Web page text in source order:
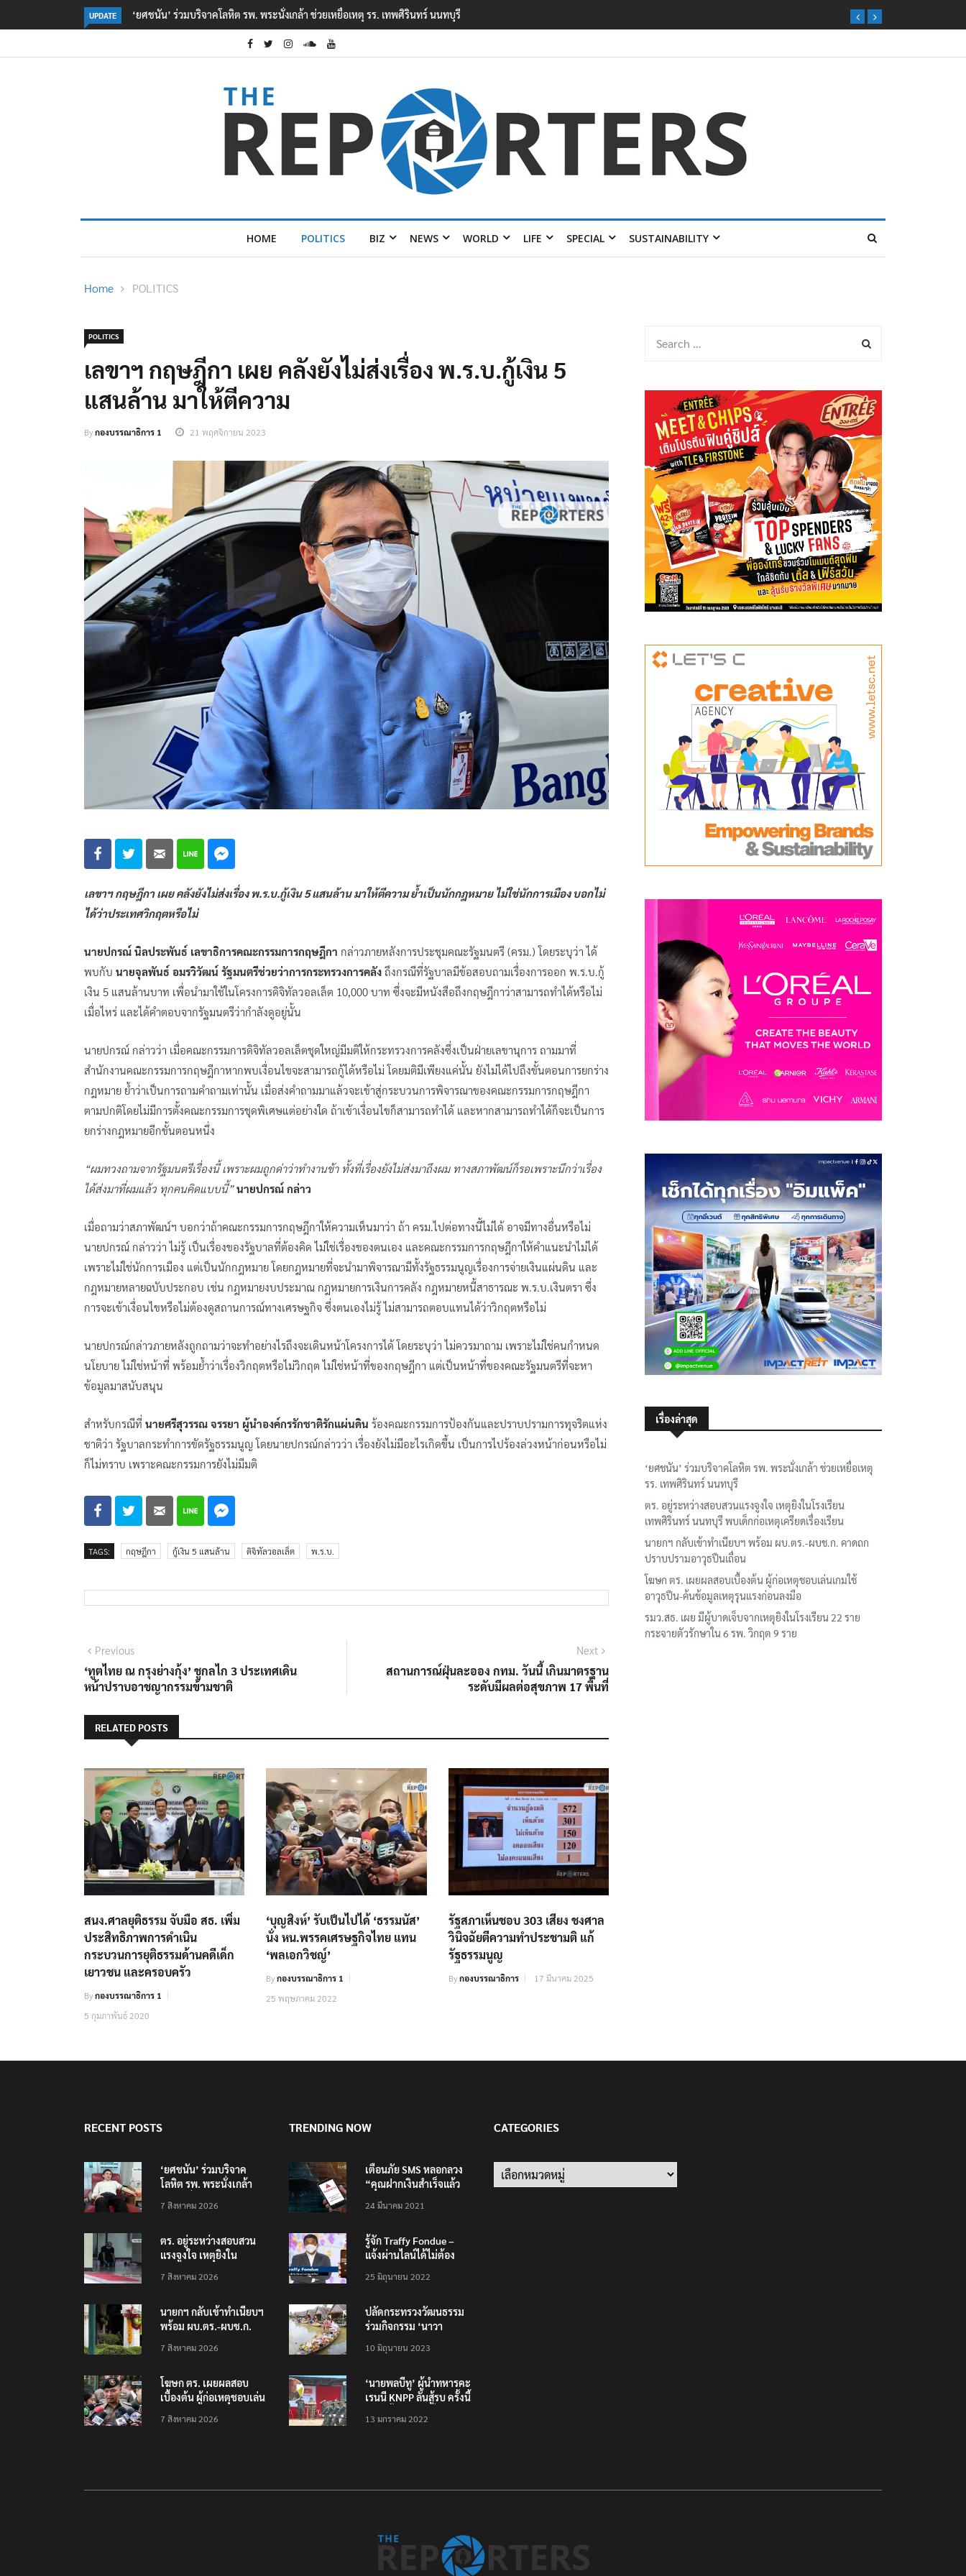
UPDATE ตร. อยู่ระหว่างสอบสวนแรงจูงใจ เหตุยิงในโรงเรียนเทพศิรินทร์ นนทบุรี พบเด็กก่อเหตุเครียดเรื่องเรียน
HOME POLITICS BIZ NEWS WORLD LIFE SPECIAL SUSTAINABILITY
Home POLITICS
POLITICS
เลขาฯ กฤษฎีกา เผย คลังยังไม่ส่งเรื่อง พ.ร.บ.กู้เงิน 5
แสนล้าน มาให้ตีความ
Byกองบรรณาธิการ 1 21 พฤศจิกายน 2023
เลขาฯ กฤษฎีกา เผย คลังยังไม่ส่งเรื่อง พ.ร.บ.กู้เงิน 5 แสนล้าน มาให้ตีความ ย้ำเป็นนักกฎหมาย ไม่ใช่นักการเมือง บอกไม่
ได้ว่าประเทศวิกฤตหรือไม่
นายปกรณ์ นิลประพันธ์ เลขาธิการคณะกรรมการกฤษฎีกา กล่าวภายหลังการประชุมคณะรัฐมนตรี (ครม.) โดยระบุว่า ได้
พบกับ นายจุลพันธ์ อมรวิวัฒน์ รัฐมนตรีช่วยว่าการกระทรวงการคลัง ถึงกรณีที่รัฐบาลมีข้อสอบถามเรื่องการออก พ.ร.บ.กู้
เงิน 5 แสนล้านบาท เพื่อนำมาใช้ในโครงการดิจิทัลวอลเล็ต 10,000 บาท ซึ่งจะมีหนังสือถึงกฤษฎีกาว่าสามารถทำได้หรือไม่
เมื่อไหร่ และได้คำตอบจากรัฐมนตรีว่ากำลังดูอยู่นั้น
นายปกรณ์ กล่าวว่า เมื่อคณะกรรมการดิจิทัลวอลเล็ตชุดใหญ่มีมติให้กระทรวงการคลังซึ่งเป็นฝ่ายเลขานุการ ถามมาที่
สำนักงานคณะกรรมการกฤษฎีกาหากพบเงื่อนไขจะสามารถกู้ได้หรือไม่ โดยมติมีเพียงแค่นั้น ยังไม่ได้ไปถึงขั้นตอนการยกร่าง
กฎหมาย ย้ำว่าเป็นการถามคำถามเท่านั้น เมื่อส่งคำถามมาแล้วจะเข้าสู่กระบวนการพิจารณาของคณะกรรมการกฤษฎีกา
ตามปกติโดยไม่มีการตั้งคณะกรรมการชุดพิเศษแต่อย่างใด ถ้าเข้าเงื่อนไขก็สามารถทำได้ และหากสามารถทำได้ก็จะเป็นการ
ยกร่างกฎหมายอีกขั้นตอนหนึ่ง
“ผมทวงถามจากรัฐมนตรีเรื่องนี้ เพราะผมถูกด่าว่าทำงานช้า ทั้งที่เรื่องยังไม่ส่งมาถึงผม ทางสภาพัฒน์ก็รอเพราะนึกว่าเรื่อง
ได้ส่งมาที่ผมแล้ว ทุกคนคิดแบบนี้” นายปกรณ์ กล่าว
เมื่อถามว่าสภาพัฒน์ฯ บอกว่าถ้าคณะกรรมการกฤษฎีกาให้ความเห็นมาว่า ถ้า ครม.ไปต่อทางนี้ไม่ได้ อาจมีทางอื่นหรือไม่
นายปกรณ์ กล่าวว่า ไม่รู้ เป็นเรื่องของรัฐบาลที่ต้องคิด ไม่ใช่เรื่องของตนเอง และคณะกรรมการกฤษฎีกาให้คำแนะนำไม่ได้
เพราะไม่ใช่นักการเมือง แต่เป็นนักกฎหมาย โดยกฎหมายที่จะนำมาพิจารณามีทั้งรัฐธรรมนูญเรื่องการจ่ายเงินแผ่นดิน และ
กฎหมายหลายฉบับประกอบ เช่น กฎหมายงบประมาณ กฎหมายการเงินการคลัง กฎหมายหนี้สาธารณะ พ.ร.บ.เงินตรา ซึ่ง
การจะเข้าเงื่อนไขหรือไม่ต้องดูสถานการณ์ทางเศรษฐกิจ ซึ่งตนเองไม่รู้ ไม่สามารถตอบแทนได้ว่าวิกฤตหรือไม่
นายปกรณ์กล่าวภายหลังถูกถามว่าจะทำอย่างไรถึงจะเดินหน้าโครงการได้ โดยระบุว่า ไม่ควรมาถาม เพราะไม่ใช่คนกำหนด
นโยบาย ไม่ใช่หน้าที่ พร้อมย้ำว่าเรื่องวิกฤตหรือไม่วิกฤต ไม่ใช่หน้าที่ของกฤษฎีกา แต่เป็นหน้าที่ของคณะรัฐมนตรีที่จะหา
ข้อมูลมาสนับสนุน
สำหรับกรณีที่ นายศรีสุวรรณ จรรยา ผู้นำองค์กรรักชาติรักแผ่นดิน ร้องคณะกรรมการป้องกันและปราบปรามการทุจริตแห่ง
ชาติว่า รัฐบาลกระทำการขัดรัฐธรรมนูญ โดยนายปกรณ์กล่าวว่า เรื่องยังไม่มีอะไรเกิดขึ้น เป็นการไปร้องล่วงหน้าก่อนหรือไม่
ก็ไม่ทราบ เพราะคณะกรรมการยังไม่มีมติ
TAGS: กฤษฎีกา กู้เงิน 5 แสนล้าน ดิจิทัลวอลเล็ต พ.ร.บ.
แนะแนว
เรื่อง
PreviousPrevious
post:
‘ทูตไทย ณ กรุงย่างกุ้ง’ ชูกลไก 3 ประเทศเดิน
หน้าปราบอาชญากรรมข้ามชาติ
Next
post:
สถานการณ์ฝุ่นละออง กทม. วันนี้ เกินมาตรฐาน
ระดับมีผลต่อสุขภาพ 17 พื้นที่
RELATED POSTS
สนง.ศาลยุติธรรม จับมือ สธ. เพิ่ม
ประสิทธิภาพการดำเนิน
กระบวนการยุติธรรมด้านคดีเด็ก
เยาวชน และครอบครัว
Byกองบรรณาธิการ 1
5 กุมภาพันธ์ 2020
‘บุญสิงห์’ รับเป็นไปได้ ‘ธรรมนัส’
นั่ง หน.พรรคเศรษฐกิจไทย แทน
‘พลเอกวิชญ์’
Byกองบรรณาธิการ 1
25 พฤษภาคม 2022
รัฐสภาเห็นชอบ 303 เสียง ชงศาล
วินิจฉัยตีความทำประชามติ แก้
รัฐธรรมนูญ
Byกองบรรณาธิการ 17 มีนาคม 2025
เรื่องล่าสุด
‘ยศชนัน’ ร่วมบริจาคโลหิต รพ. พระนั่งเกล้า ช่วยเหยื่อเหตุ
รร. เทพศิรินทร์ นนทบุรี
ตร. อยู่ระหว่างสอบสวนแรงจูงใจ เหตุยิงในโรงเรียน
เทพศิรินทร์ นนทบุรี พบเด็กก่อเหตุเครียดเรื่องเรียน
นายกฯ กลับเข้าทำเนียบฯ พร้อม ผบ.ตร.-ผบช.ก. คาดถก
ปราบปรามอาวุธปืนเถื่อน
โฆษก ตร. เผยผลสอบเบื้องต้น ผู้ก่อเหตุชอบเล่นเกมใช้
อาวุธปืน-ค้นข้อมูลเหตุรุนแรงก่อนลงมือ
รมว.สธ. เผย มีผู้บาดเจ็บจากเหตุยิงในโรงเรียน 22 ราย
กระจายตัวรักษาใน 6 รพ. วิกฤต 9 ราย
RECENT POSTS
‘ยศชนัน’ ร่วมบริจาค
โลหิต รพ. พระนั่งเกล้า
เทพศิรินทร์ นนทบุรี
7 สิงหาคม 2026
ตร. อยู่ระหว่างสอบสวน
แรงจูงใจ เหตุยิงใน
นนทบุรี พบเด็กก่อเหตุ
7 สิงหาคม 2026
นายกฯ กลับเข้าทำเนียบฯ
พร้อม ผบ.ตร.-ผบช.ก.
ปืนเถื่อน
7 สิงหาคม 2026
โฆษก ตร. เผยผลสอบ
เบื้องต้น ผู้ก่อเหตุชอบเล่น
เหตุรุนแรงก่อนลงมือ
7 สิงหาคม 2026
TRENDING NOW
เตือนภัย SMS หลอกลวง
“คุณฝากเงินสำเร็จแล้ว
200,000 บาท”
24 มีนาคม 2021
รู้จัก Traffy Fondue –
แจ้งผ่านไลน์ได้ไม่ต้อง
ทั่วไทย ไม่ใช่แค่ในกรุง
25 มิถุนายน 2022
ปลัดกระทรวงวัฒนธรรม
ร่วมกิจกรรม ‘นาวา
ตักบาตรทางน้ำ
10 มิถุนายน 2023
‘นายพลบีทู’ ผู้นำทหารคะ
เรนนี KNPP ลั่นสู้รบ ครั้งนี้
ประชาชนต้องชนะ
13 มกราคม 2022
CATEGORIES
Categories